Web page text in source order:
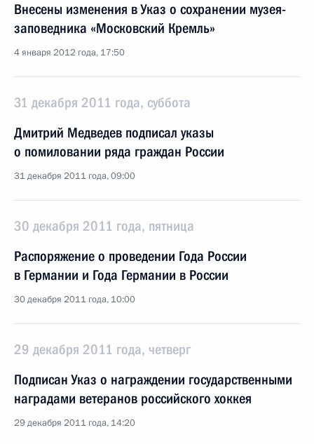
Внесены изменения в Указ о сохранении музея-
заповедника «Московский Кремль»
4 января 2012 года, 17:50
31 декабря 2011 года, суббота
Дмитрий Медведев подписал указы
о помиловании ряда граждан России
31 декабря 2011 года, 09:00
30 декабря 2011 года, пятница
Распоряжение о проведении Года России
в Германии и Года Германии в России
30 декабря 2011 года, 10:00
29 декабря 2011 года, четверг
Подписан Указ о награждении государственными
наградами ветеранов российского хоккея
29 декабря 2011 года, 14:20